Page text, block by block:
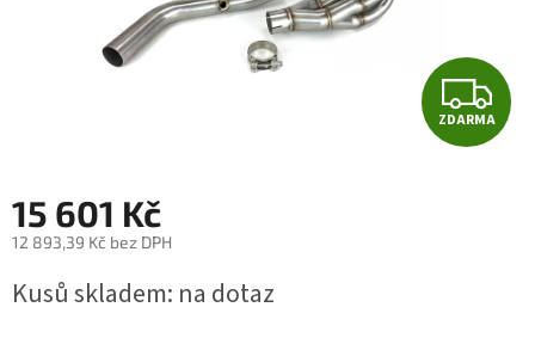
Z
D
ZDARMA
15 601 Kč
12 893,39 Kč bez DPH
cena:
Kusů skladem: na dotaz